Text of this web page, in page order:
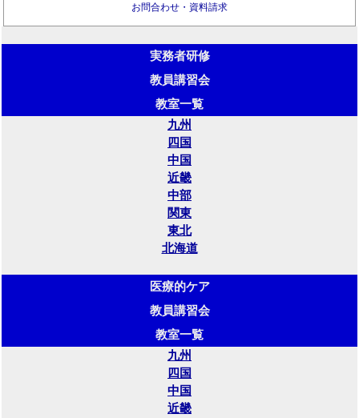
お問合わせ・資料請求
実務者研修
教員講習会
教室一覧
九州
四国
中国
近畿
中部
関東
東北
北海道
医療的ケア
教員講習会
教室一覧
九州
四国
中国
近畿